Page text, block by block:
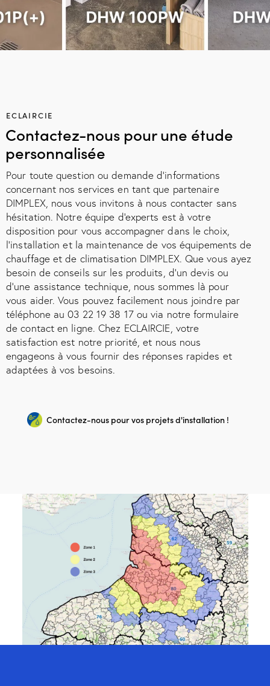
ECLAIRCIE
Contactez-nous pour une étude
personnalisée
Pour toute question ou demande d'informations
concernant nos services en tant que partenaire
DIMPLEX, nous vous invitons à nous contacter sans
hésitation. Notre équipe d'experts est à votre
disposition pour vous accompagner dans le choix,
l'installation et la maintenance de vos équipements de
chauffage et de climatisation DIMPLEX. Que vous ayez
besoin de conseils sur les produits, d'un devis ou
d'une assistance technique, nous sommes là pour
vous aider. Vous pouvez facilement nous joindre par
téléphone au 03 22 19 38 17 ou via notre formulaire
de contact en ligne. Chez ECLAIRCIE, votre
satisfaction est notre priorité, et nous nous
engageons à vous fournir des réponses rapides et
adaptées à vos besoins.
Contactez-nous pour vos projets d'installation !